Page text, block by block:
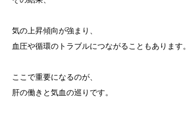
気の上昇傾向が強まり、
血圧や循環のトラブルにつながることもあります。
ここで重要になるのが、
肝の働きと気血の巡りです。